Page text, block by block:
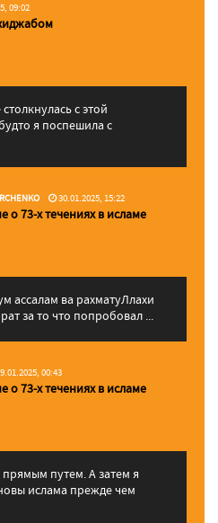
09:02
с этой
я поспешила с
30.01.2025, 15:22
о 73-х течениях в исламе
за то что попробовал ...
00:43
о 73-х течениях в исламе
путем. А затем я
ислама прежде чем